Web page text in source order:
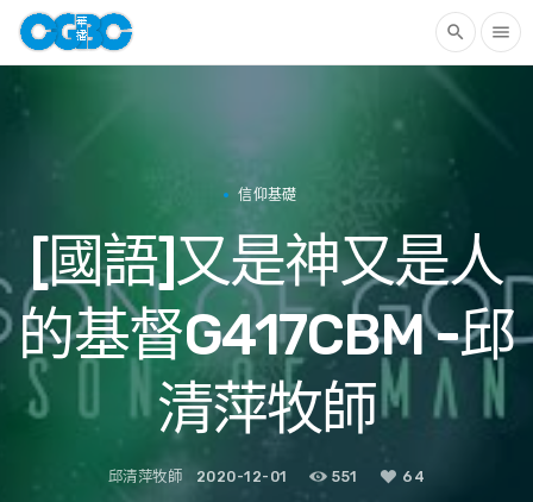
search menu
信仰基礎
[國語]又是神又是人
的基督G417CBM -邱
清萍牧師
邱清萍牧師 2020-12-01 551 64